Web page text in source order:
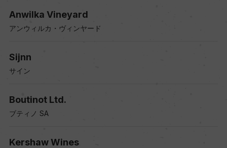
Anwilka Vineyard
アンウィルカ・ヴィンヤード
Sijnn
サイン
Boutinot Ltd.
ブティノ SA
Kershaw Wines